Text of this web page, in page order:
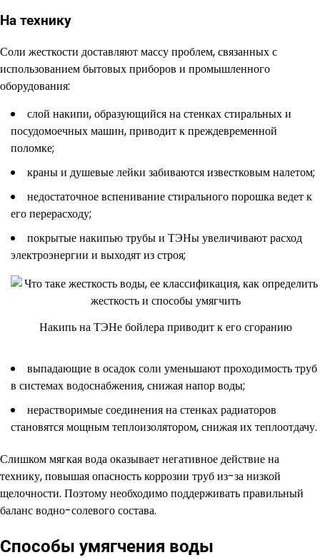
На технику
Соли жесткости доставляют массу проблем, связанных с
использованием бытовых приборов и промышленного
оборудования:
слой накипи, образующийся на стенках стиральных и
посудомоечных машин, приводит к преждевременной
поломке;
краны и душевые лейки забиваются известковым налетом;
недостаточное вспенивание стирального порошка ведет к
его перерасходу;
покрытые накипью трубы и ТЭНы увеличивают расход
электроэнергии и выходят из строя;
Накипь на ТЭНе бойлера приводит к его сгоранию
выпадающие в осадок соли уменьшают проходимость труб
в системах водоснабжения, снижая напор воды;
нерастворимые соединения на стенках радиаторов
становятся мощным теплоизолятором, снижая их теплоотдачу.
Слишком мягкая вода оказывает негативное действие на
технику, повышая опасность коррозии труб из-за низкой
щелочности. Поэтому необходимо поддерживать правильный
баланс водно-солевого состава.
Способы умягчения воды